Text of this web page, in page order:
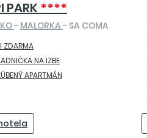
PARK****
- MALORKA - SA COMA
ZDARMA
NA IZBE
APARTMÁN